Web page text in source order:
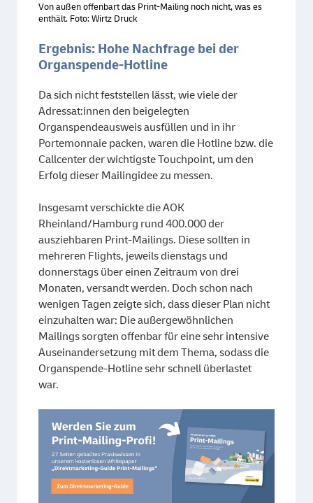
Von außen offenbart das Print-Mailing noch nicht, was es
enthält. Foto: Wirtz Druck
Ergebnis: Hohe Nachfrage bei der
Organspende-Hotline
Da sich nicht feststellen lässt, wie viele der
Adressat:innen den beigelegten
Organspendeausweis ausfüllen und in ihr
Portemonnaie packen, waren die Hotline bzw. die
Callcenter der wichtigste Touchpoint, um den
Erfolg dieser Mailingidee zu messen.
Insgesamt verschickte die AOK
Rheinland/Hamburg rund 400.000 der
ausziehbaren Print-Mailings. Diese sollten in
mehreren Flights, jeweils dienstags und
donnerstags über einen Zeitraum von drei
Monaten, versandt werden. Doch schon nach
wenigen Tagen zeigte sich, dass dieser Plan nicht
einzuhalten war: Die außergewöhnlichen
Mailings sorgten offenbar für eine sehr intensive
Auseinandersetzung mit dem Thema, sodass die
Organspende-Hotline sehr schnell überlastet
war.